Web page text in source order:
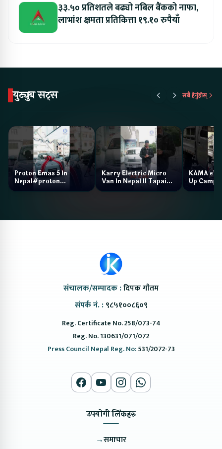
३३.५० प्रतिशतले बढ्यो नबिल बैंकको नाफा,
लाभांश क्षमता प्रतिकित्ता १९.१० रुपैयाँ
युट्युब सट्स सबै हेर्नुहोस्
Proton Emas 5 In
Nepal#proton
#protonemas5#protonnepal#evcarnepal
Karry Electric Micro
Van In Nepal II Tapaiko
Bazar II Jankari
KAMA eV
Up Camp
संचालक/सम्पादक :दिपक गौतम
संपर्क नं. : ९८५१००८६०९
Reg. Certificate No. 258/073-74
Reg. No. 130631/071/072
Press Council Nepal Reg. No:531/2072-73
उपयोगी लिंकहरु
→समाचार